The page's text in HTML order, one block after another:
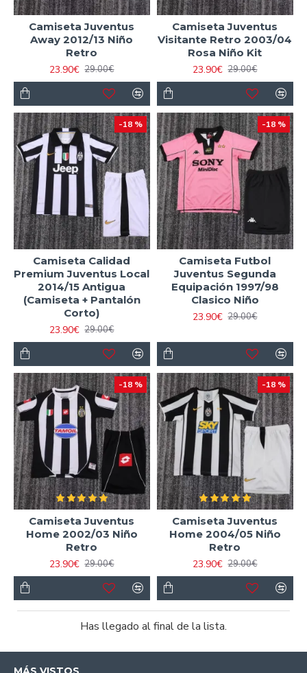
Camiseta Juventus
Away 2012/13 Niño
Retro
23.90€ 29.00€
Camiseta Juventus
Visitante Retro 2003/04
Rosa Niño Kit
23.90€ 29.00€
-18 %
Camiseta Calidad
Premium Juventus Local
2014/15 Antigua
(Camiseta + Pantalón
Corto)
23.90€ 29.00€
-18 %
Camiseta Futbol
Juventus Segunda
Equipación 1997/98
Clasico Niño
23.90€ 29.00€
-18 %
Camiseta Juventus
Home 2002/03 Niño
Retro
23.90€ 29.00€
-18 %
Camiseta Juventus
Home 2004/05 Niño
Retro
23.90€ 29.00€
Has llegado al final de la lista.